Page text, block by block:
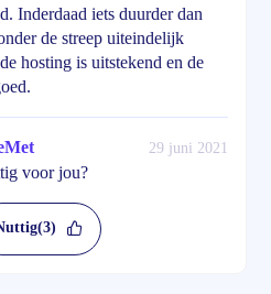
Inderdaad iets duurder dan
de streep uiteindelijk
hosting is uitstekend en de
29 juni 2021
voor jou?
(3)